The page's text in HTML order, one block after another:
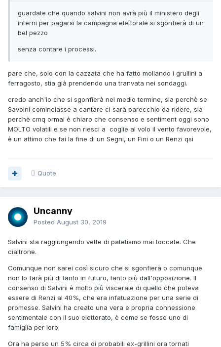
guardate che quando salvini non avrà più il ministero degli
interni per pagarsi la campagna elettorale si sgonfierà di un
bel pezzo
senza contare i processi.
pare che, solo con la cazzata che ha fatto mollando i grullini a
ferragosto, stia già prendendo una tranvata nei sondaggi.
credo anch'io che si sgonfierà nel medio termine, sia perchè se
Savoini cominciasse a cantare ci sarà parecchio da ridere, sia
perchè cmq ormai è chiaro che consenso e sentiment oggi sono
MOLTO volatili e se non riesci a coglie al volo il vento favorevole,
è un attimo che fai la fine di un Segni, un Fini o un Renzi qsi
Quote
Uncanny
Posted August 30, 2019
Salvini sta raggiungendo vette di patetismo mai toccate. Che
cialtrone.
Comunque non sarei così sicuro che si sgonfierà o comunque
non lo farà più di tanto in futuro, tanto più dall'opposizione. Il
consenso di Salvini è molto più viscerale di quello che poteva
essere di Renzi al 40%, che era infatuazione per una serie di
promesse. Salvini ha creato una vera e propria connessione
sentimentale con il suo elettorato, è come se fosse uno di
famiglia per loro.
Ora ha perso un 5% circa di probabili ex-grillini ora tornati